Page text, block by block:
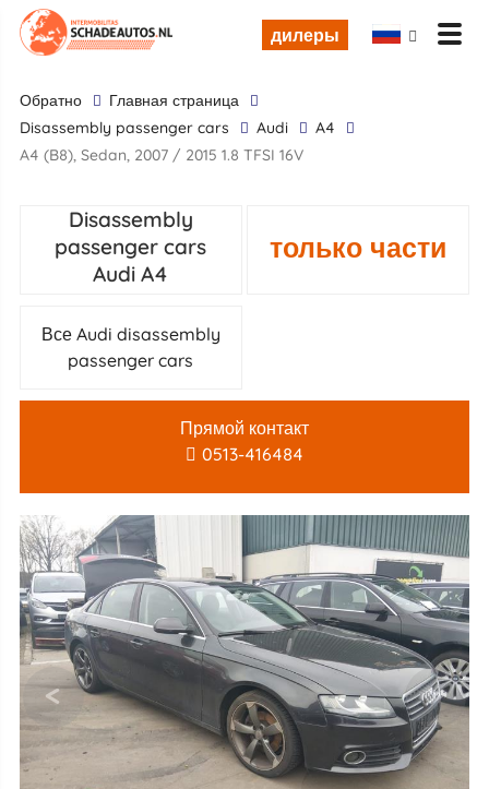
дилеры
обратно
Главная страница
disassembly passenger cars
Audi
A4
A4 (B8), Sedan, 2007 / 2015 1.8 TFSI 16V
Disassembly
passenger cars
Audi A4
только части
Все Audi disassembly
passenger cars
Прямой контакт
0513-416484